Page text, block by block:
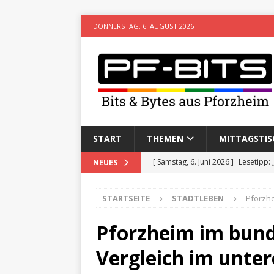
DONNERSTAG, 6. AUGUST 2026
START THEMEN
NEUES [ Freitag, 8. Mai 2026 ] Stadtwiki
VERANSTALTUNGEN
[ Donnerstag, 11. Dezember 2025
[ Samstag, 6. Juni 2026 ] Lesetipp:
STARTSEITE STADTLEBEN
Pforzheim im
Vergleich im